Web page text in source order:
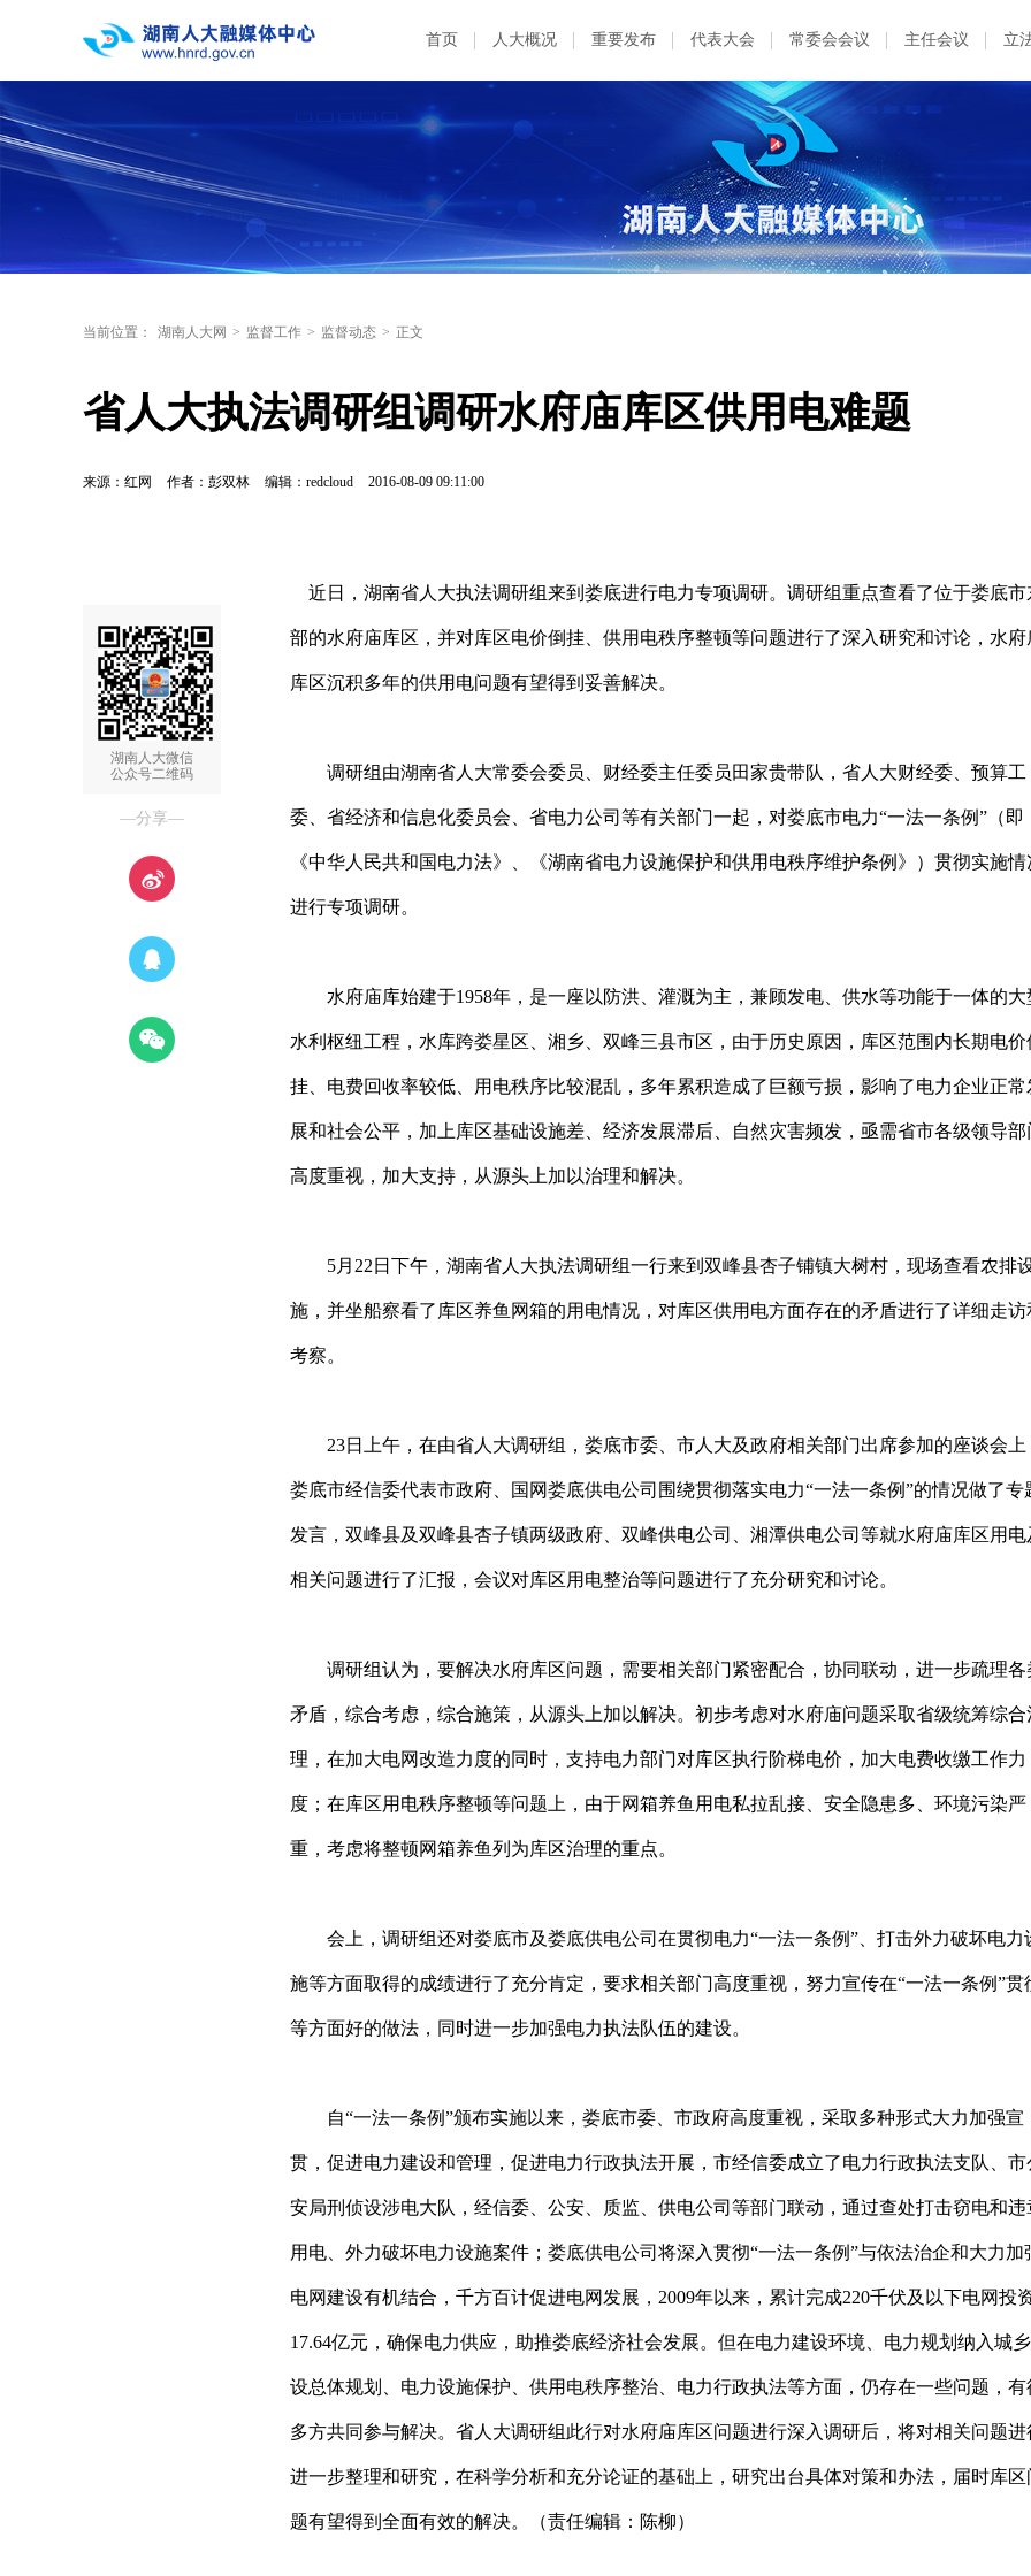
首页 人大概况 重要发布 代表大会 常委会会议 主任会议 立
当前位置： 湖南人大网 > 监督工作 > 监督动态 > 正文
省人大执法调研组调研水府庙库区供用电难题
来源：红网 作者：彭双林 编辑：redcloud 2016-08-09 09:11:00
湖南人大微信
公众号二维码
—分享—
近日，湖南省人大执法调研组来到娄底进行电力专项调研。调研组重点查看了位于娄底市
部的水府庙库区，并对库区电价倒挂、供用电秩序整顿等问题进行了深入研究和讨论，水府
库区沉积多年的供用电问题有望得到妥善解决。
调研组由湖南省人大常委会委员、财经委主任委员田家贵带队，省人大财经委、预算工
委、省经济和信息化委员会、省电力公司等有关部门一起，对娄底市电力“一法一条例”（即
《中华人民共和国电力法》、《湖南省电力设施保护和供用电秩序维护条例》）贯彻实施情
进行专项调研。
水府庙库始建于1958年，是一座以防洪、灌溉为主，兼顾发电、供水等功能于一体的大
水利枢纽工程，水库跨娄星区、湘乡、双峰三县市区，由于历史原因，库区范围内长期电价
挂、电费回收率较低、用电秩序比较混乱，多年累积造成了巨额亏损，影响了电力企业正常
展和社会公平，加上库区基础设施差、经济发展滞后、自然灾害频发，亟需省市各级领导部
高度重视，加大支持，从源头上加以治理和解决。
5月22日下午，湖南省人大执法调研组一行来到双峰县杏子铺镇大树村，现场查看农排
施，并坐船察看了库区养鱼网箱的用电情况，对库区供用电方面存在的矛盾进行了详细走访
考察。
23日上午，在由省人大调研组，娄底市委、市人大及政府相关部门出席参加的座谈会上
娄底市经信委代表市政府、国网娄底供电公司围绕贯彻落实电力“一法一条例”的情况做了专
发言，双峰县及双峰县杏子镇两级政府、双峰供电公司、湘潭供电公司等就水府庙库区用电
相关问题进行了汇报，会议对库区用电整治等问题进行了充分研究和讨论。
调研组认为，要解决水府库区问题，需要相关部门紧密配合，协同联动，进一步疏理各
矛盾，综合考虑，综合施策，从源头上加以解决。初步考虑对水府庙问题采取省级统筹综合
理，在加大电网改造力度的同时，支持电力部门对库区执行阶梯电价，加大电费收缴工作力
度；在库区用电秩序整顿等问题上，由于网箱养鱼用电私拉乱接、安全隐患多、环境污染严
重，考虑将整顿网箱养鱼列为库区治理的重点。
会上，调研组还对娄底市及娄底供电公司在贯彻电力“一法一条例”、打击外力破坏电力
施等方面取得的成绩进行了充分肯定，要求相关部门高度重视，努力宣传在“一法一条例”贯
等方面好的做法，同时进一步加强电力执法队伍的建设。
自“一法一条例”颁布实施以来，娄底市委、市政府高度重视，采取多种形式大力加强宣
贯，促进电力建设和管理，促进电力行政执法开展，市经信委成立了电力行政执法支队、市
安局刑侦设涉电大队，经信委、公安、质监、供电公司等部门联动，通过查处打击窃电和违
用电、外力破坏电力设施案件；娄底供电公司将深入贯彻“一法一条例”与依法治企和大力加
电网建设有机结合，千方百计促进电网发展，2009年以来，累计完成220千伏及以下电网投
17.64亿元，确保电力供应，助推娄底经济社会发展。但在电力建设环境、电力规划纳入城
设总体规划、电力设施保护、供用电秩序整治、电力行政执法等方面，仍存在一些问题，有
多方共同参与解决。省人大调研组此行对水府庙库区问题进行深入调研后，将对相关问题进
进一步整理和研究，在科学分析和充分论证的基础上，研究出台具体对策和办法，届时库区
题有望得到全面有效的解决。（责任编辑：陈柳）